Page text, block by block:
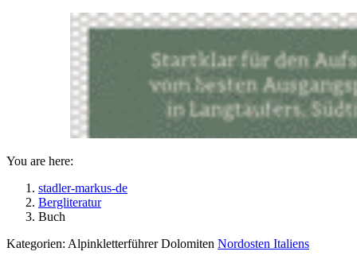
You are here:
stadler-markus-de
Bergliteratur
Buch
Kategorien: Alpinkletterführer Dolomiten Nordosten Italiens